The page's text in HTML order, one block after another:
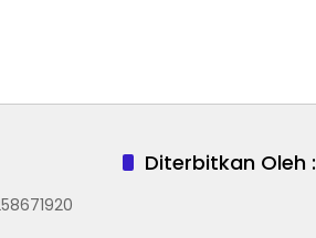
Diterbitkan Oleh :